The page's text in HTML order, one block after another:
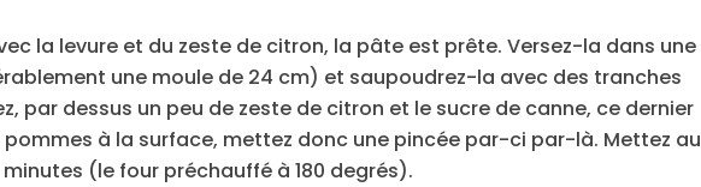
la levure et du zeste de citron, la pâte est prête. Versez-la dans une
une moule de 24 cm) et saupoudrez-la avec des tranches
par dessus un peu de zeste de citron et le sucre de canne, ce dernier
à la surface, mettez donc une pincée par-ci par-là. Mettez au
(le four préchauffé à 180 degrés).